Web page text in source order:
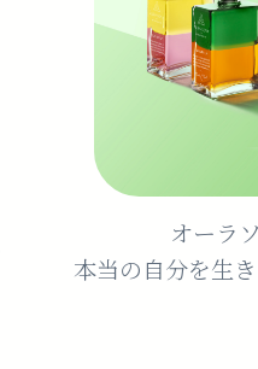
オーラ
本当の自分を生